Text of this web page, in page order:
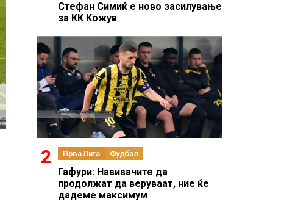
Стефан Симиќ е ново засилување
за КК Кожув
Прва Лига Фудбал
Гафури: Навивачите да
продолжат да веруваат, ние ќе
дадеме максимум